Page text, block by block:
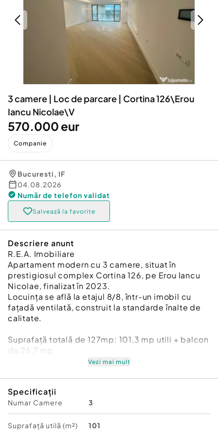
Servicii
Animale de companie
Afaceri și echipamente profesionale
Utilaje agricole si industriale
Piese auto si accesorii
3 camere | Loc de parcare | Cortina 126\Erou
Iancu Nicolae\V
570.000 eur
Companie
Bucuresti, IF
04.08.2026
Număr de telefon validat
Salvează la favorite
Descriere anunt
R.E.A. Imobiliare
Apartament modern cu 3 camere, situat în
prestigiosul complex Cortina 126, pe Erou Iancu
Nicolae, finalizat în 2023.
Locuința se află la etajul 8/8, într-un imobil cu
fațadă ventilată, construit la standarde înalte de
calitate.
Suprafață totală de 127mp: 101,3 mp utili + balcon
de 26,7 mp
✔ Încălzire în pardoseală, contorizare separată
✔ Centrală de bloc
✔ Finisaje moderne și luminozitate naturală
Vezi mai mult
Specificații
Numar Camere 3
Suprafață utilă (m²) 101